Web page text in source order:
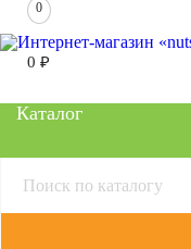
0
0 ₽
Каталог